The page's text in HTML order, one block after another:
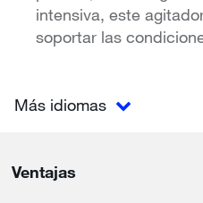
intensiva, este
soportar las
Más idiomas
Ventajas